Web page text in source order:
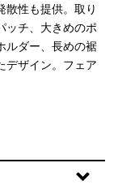
散性も提供。取り
ッチ、大きめのポ
ルダー、長めの裾
デザイン。フェア